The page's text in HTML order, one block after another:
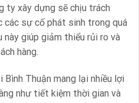
ty xây dựng sẽ chịu trách
các sự cố phát sinh trong quá
này giúp giảm thiểu rủi ro và
hàng.
Thuận mang lại nhiều lợi
như tiết kiệm thời gian và